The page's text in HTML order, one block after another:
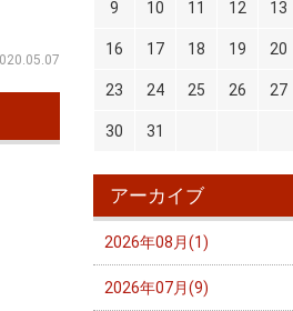
9 10 11 12 13
16 17 18 19 20
23 24 25 26 27
30 31
アーカイブ
2026年08月(1)
2026年07月(9)